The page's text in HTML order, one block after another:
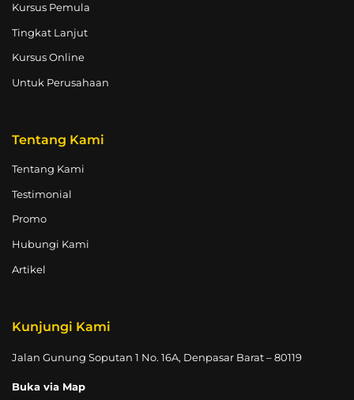
Kursus Pemula
Tingkat Lanjut
Kursus Online
Untuk Perusahaan
Tentang Kami
Tentang Kami
Testimonial
Promo
Hubungi Kami
Artikel
Kunjungi Kami
Jalan Gunung Soputan 1 No. 16A, Denpasar Barat – 80119
Buka via Map